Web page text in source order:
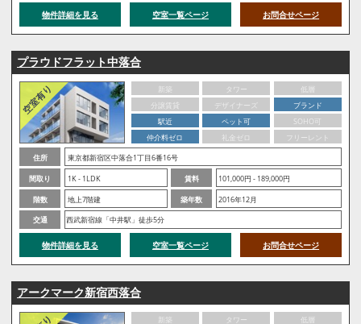
物件詳細を見る 空室一覧ページ お問合せページ
プラウドフラット中落合
新築 タワー
低層
分譲賃貸
デザイナーズ
ブランド
駅近
ペット可
SOHO可
仲介料ゼロ
礼金ゼロ
フリーレント
住所
東京都新宿区中落合1丁目6番16号
間取り
1K - 1LDK 賃料
101,000円 - 189,000円
階数
地上7階建 築年数
2016年12月
交通
西武新宿線「中井駅」徒歩5分
物件詳細を見る 空室一覧ページ お問合せページ
アークマーク新宿西落合
新築 タワー
低層